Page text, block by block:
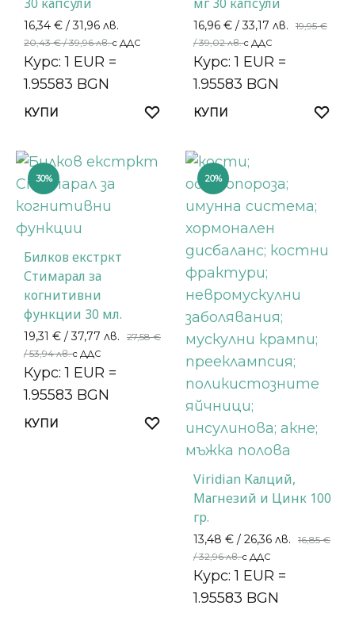
16,34 € / 31,96 лв.
20,43€/ 39,96 лв.с ДДС
Курс: 1 EUR =
1.95583 BGN
КУПИ
16,96 € / 33,17 лв. 19,95€
/ 39,02 лв.с ДДС
Курс: 1 EUR =
1.95583 BGN
КУПИ
30%
Билков екстркт
Стимарал за
когнитивни
функции 30 мл.
19,31 € / 37,77 лв. 27,58€
/ 53,94 лв.с ДДС
Курс: 1 EUR =
1.95583 BGN
КУПИ
20%
Viridian Калций,
Магнезий и Цинк 100
гр.
13,48 € / 26,36 лв. 16,85€
/ 32,96 лв.с ДДС
Курс: 1 EUR =
1.95583 BGN